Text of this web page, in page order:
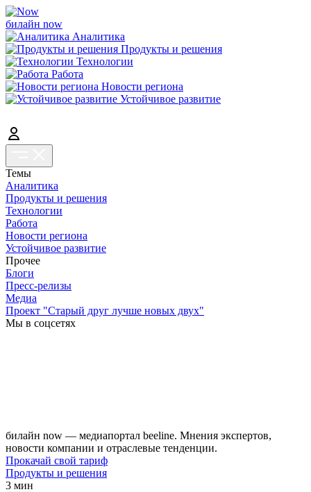
билайн now
Аналитика
Продукты и решения
Технологии
Работа
Новости региона
Устойчивое развитие
Темы
Аналитика
Продукты и решения
Технологии
Работа
Новости региона
Устойчивое развитие
Прочее
Блоги
Пресс-релизы
Медиа
Проект "Старый друг лучше новых двух"
Мы в соцсетях
билайн now — медиапортал beeline. Мнения экспертов,
новости компании и отраслевые тенденции.
Прокачай свой тариф
Продукты и решения
3 мин